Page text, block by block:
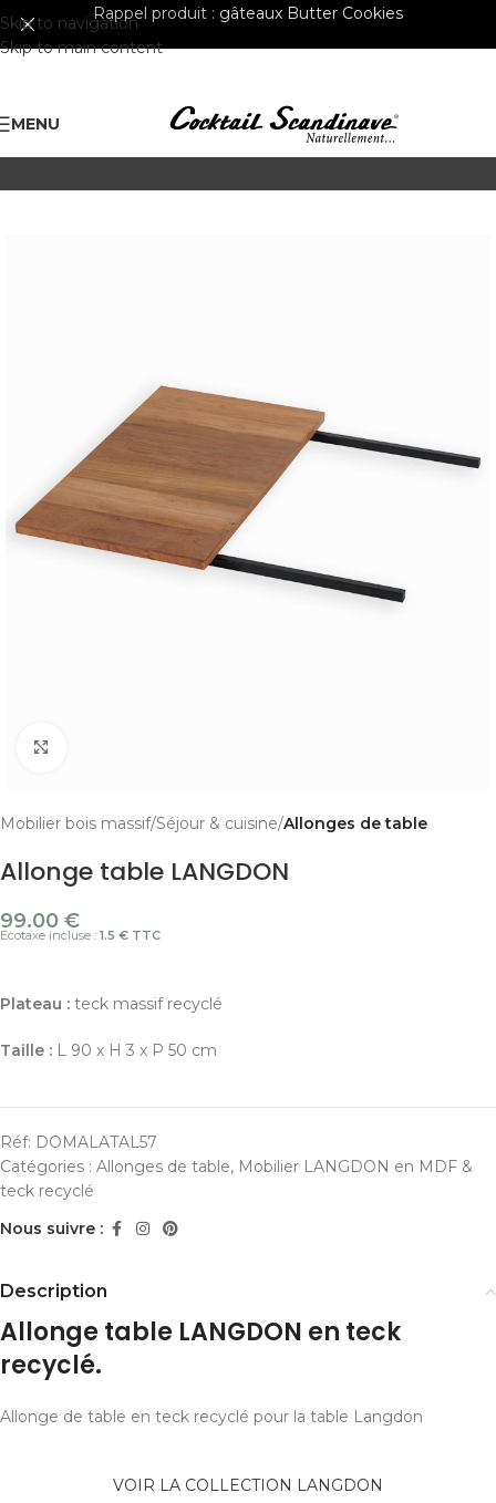
Skip to navigation
Skip to main content
Rappel produit : gâteaux Butter Cookies
MENU
Mobilier bois massif Séjour & cuisine Allonges de table
Allonge table LANGDON
99.00 €
Ecotaxe incluse : 1.5 € TTC
Plateau : teck massif recyclé
Taille : L 90 x H 3 x P 50 cm
Réf: DOMALATAL57
Catégories : Allonges de table, Mobilier LANGDON en MDF &
teck recyclé
Nous suivre :
Description
Allonge table LANGDON en teck
recyclé.
Allonge de table en teck recyclé pour la table Langdon
VOIR LA COLLECTION LANGDON